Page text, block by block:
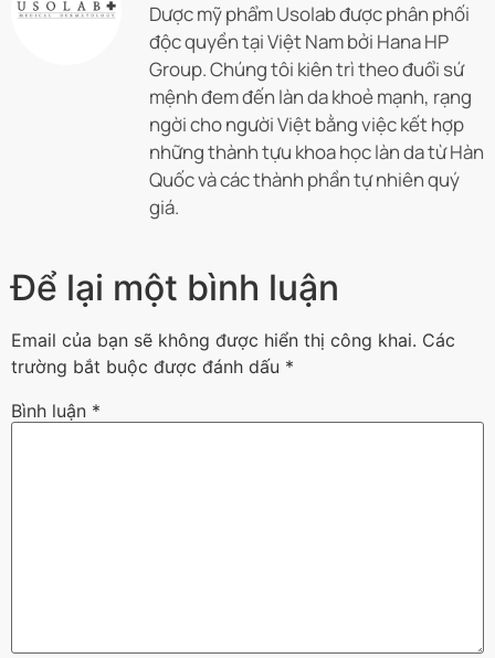
Dược mỹ phẩm Usolab được phân phối
độc quyền tại Việt Nam bởi Hana HP
Group. Chúng tôi kiên trì theo đuổi sứ
mệnh đem đến làn da khoẻ mạnh, rạng
ngời cho người Việt bằng việc kết hợp
những thành tựu khoa học làn da từ Hàn
Quốc và các thành phần tự nhiên quý
giá.
Để lại một bình luận
Email của bạn sẽ không được hiển thị công khai. Các
trường bắt buộc được đánh dấu *
Bình luận *